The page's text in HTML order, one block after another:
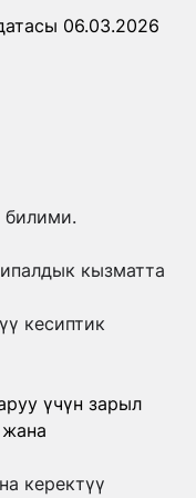
06.03.2026
билими.
кызматта
кесиптик
үчүн зарыл
керектүү